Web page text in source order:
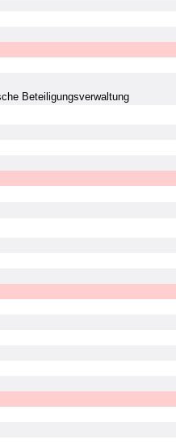
Beteiligungsverwaltung